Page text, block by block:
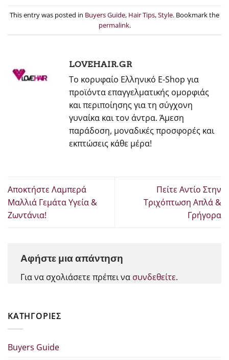
This entry was posted in Buyers Guide, Hair Tips,Style. Bookmark the
permalink.
LOVEHAIR.GR
Το κορυφαίο Ελληνικό E-Shop για
προϊόντα επαγγελματικής ομορφιάς
και περιποίησης για τη σύγχονη
γυναίκα και τον άντρα. Άμεση
παράδοση, μοναδικές προσφορές και
εκπτώσεις κάθε μέρα!
Αποκτήστε Λαμπερά
Μαλλιά Γεμάτα Υγεία &
Ζωντάνια!
Πείτε Αντίο Στην
Τριχόπτωση Απλά &
Γρήγορα
Αφήστε μια απάντηση
Για να σχολιάσετε πρέπει να συνδεθείτε.
KΑΤΗΓΟΡΊΕΣ
Buyers Guide